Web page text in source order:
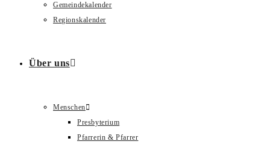
Gemeindekalender
Regionskalender
Über uns
Menschen
Presbyterium
Pfarrerin & Pfarrer